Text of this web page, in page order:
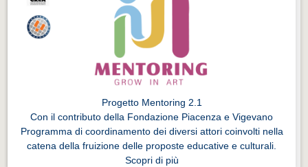
Progetto Mentoring 2.1
Con il contributo della Fondazione Piacenza e Vigevano
Programma di coordinamento dei diversi attori coinvolti nella
catena della fruizione delle proposte educative e culturali.
Scopri di più